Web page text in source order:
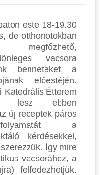
este 18-19.30
de otthonotokban
megfőzhető,
vacsora
benneteket a
előestéjén.
Katedrális Étterem
lesz ebben
új receptek páros
a
kérdésekkel,
Így mire
vacsorához, a
felfedezhetjük.